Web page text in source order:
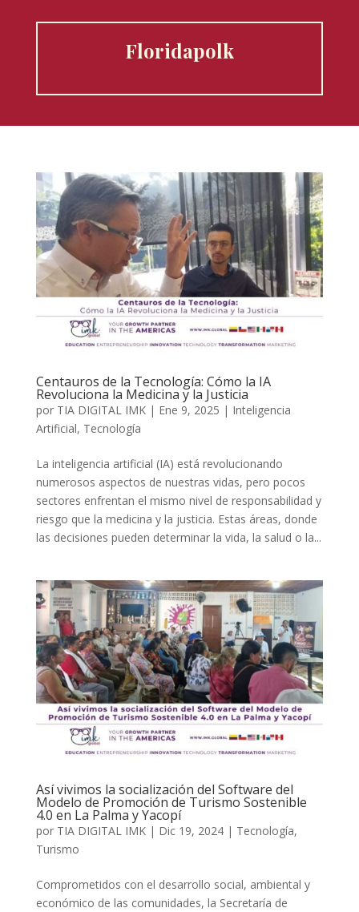
Floridapolk
Centauros de la Tecnología: Cómo la IA
Revoluciona la Medicina y la Justicia
por TIA DIGITAL IMK| Ene 9, 2025 | Inteligencia
Artificial, Tecnología
La inteligencia artificial (IA) está revolucionando
numerosos aspectos de nuestras vidas, pero pocos
sectores enfrentan el mismo nivel de responsabilidad y
riesgo que la medicina y la justicia. Estas áreas, donde
las decisiones pueden determinar la vida, la salud o la...
Así vivimos la socialización del Software del
Modelo de Promoción de Turismo Sostenible
4.0 en La Palma y Yacopí
por TIA DIGITAL IMK| Dic 19, 2024| Tecnología,
Turismo
Comprometidos con el desarrollo social, ambiental y
económico de las comunidades, la Secretaría de